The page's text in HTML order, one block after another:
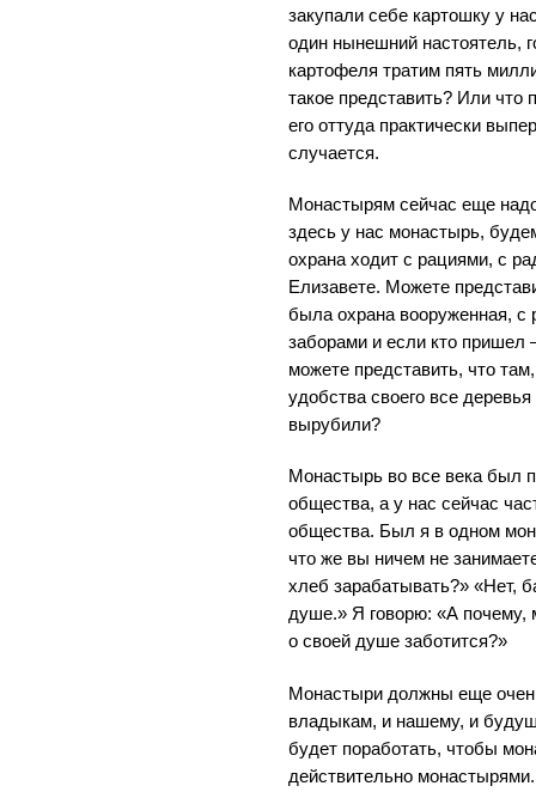
закупали себе картошку у
один нынешний настоятель,
картофеля тратим пять
такое представить? Или что
его оттуда практически
случается.
Монастырям сейчас еще
здесь у нас монастырь,
охрана ходит с рациями, с
Елизавете. Можете
была охрана вооруженная,
заборами и если кто
можете представить, что
удобства своего все
вырубили?
Монастырь во все века был
общества, а у нас сейчас
общества. Был я в одном
что же вы ничем не
хлеб зарабатывать?» «Нет,
душе.» Я говорю: «А почему,
о своей душе заботится?»
Монастыри должны еще
владыкам, и нашему, и
будет поработать, чтобы
действительно